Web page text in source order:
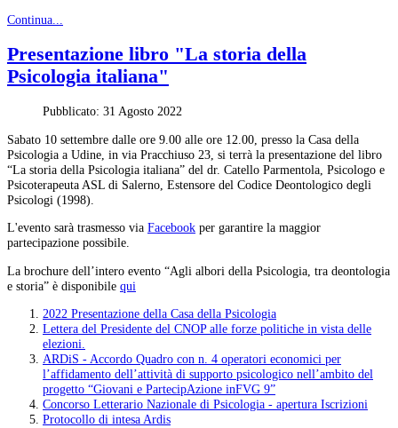
Continua...
Presentazione libro "La storia della
Psicologia italiana"
Pubblicato: 31 Agosto 2022
Sabato 10 settembre dalle ore 9.00 alle ore 12.00, presso la Casa della
Psicologia a Udine, in via Pracchiuso 23, si terrà la presentazione del libro
“La storia della Psicologia italiana” del dr. Catello Parmentola, Psicologo e
Psicoterapeuta ASL di Salerno, Estensore del Codice Deontologico degli
Psicologi (1998).
L'evento sarà trasmesso via Facebook per garantire la maggior
partecipazione possibile.
La brochure dell’intero evento “Agli albori della Psicologia, tra deontologia
e storia” è disponibile qui
2022 Presentazione della Casa della Psicologia
Lettera del Presidente del CNOP alle forze politiche in vista delle
elezioni.
ARDiS - Accordo Quadro con n. 4 operatori economici per
l’affidamento dell’attività di supporto psicologico nell’ambito del
progetto “Giovani e PartecipAzione inFVG 9”
Concorso Letterario Nazionale di Psicologia - apertura Iscrizioni
Protocollo di intesa Ardis